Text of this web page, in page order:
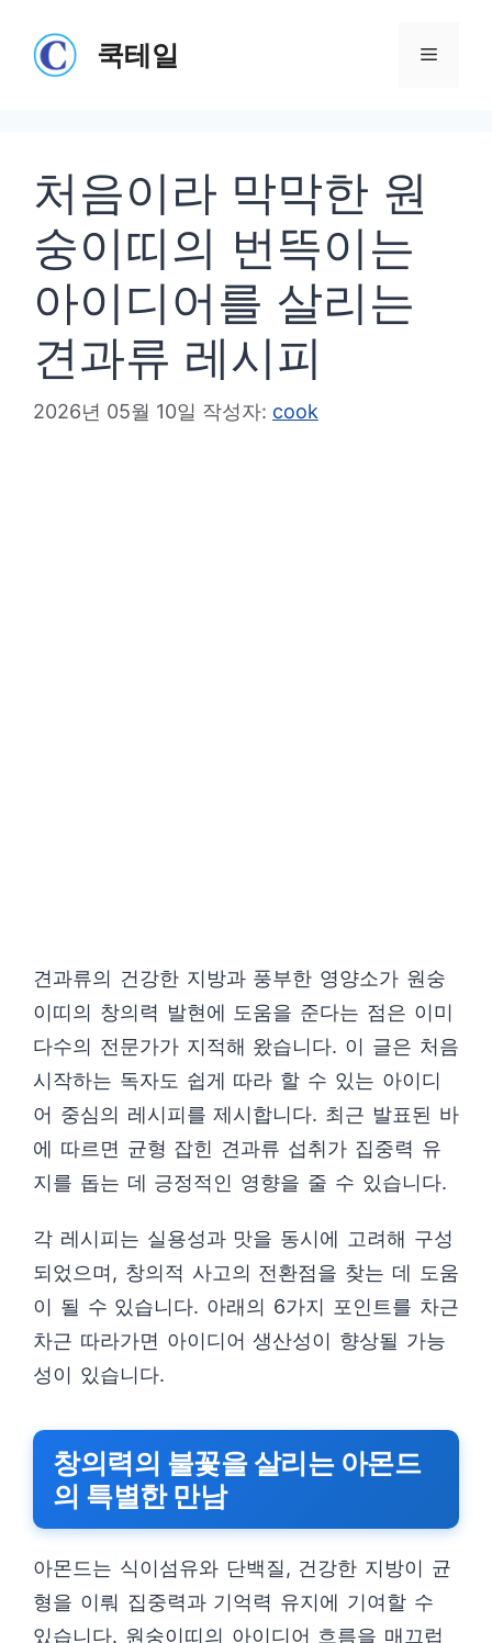
쿡테일 메
처음이라 막막한 원
숭이띠의 번뜩이는
아이디어를 살리는
견과류 레시피
2026년 05월 10일 작성자: cook
견과류의 건강한 지방과 풍부한 영양소가 원숭
이띠의 창의력 발현에 도움을 준다는 점은 이미
다수의 전문가가 지적해 왔습니다. 이 글은 처음
시작하는 독자도 쉽게 따라 할 수 있는 아이디
어 중심의 레시피를 제시합니다. 최근 발표된 바
에 따르면 균형 잡힌 견과류 섭취가 집중력 유
지를 돕는 데 긍정적인 영향을 줄 수 있습니다.
각 레시피는 실용성과 맛을 동시에 고려해 구성
되었으며, 창의적 사고의 전환점을 찾는 데 도움
이 될 수 있습니다. 아래의 6가지 포인트를 차근
차근 따라가면 아이디어 생산성이 향상될 가능
성이 있습니다.
창의력의 불꽃을 살리는 아몬드
의 특별한 만남
아몬드는 식이섬유와 단백질, 건강한 지방이 균
형을 이뤄 집중력과 기억력 유지에 기여할 수
있습니다. 원숭이띠의 아이디어 흐름을 매끄럽